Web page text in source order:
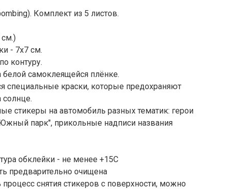
Комплект из 5 листов.
см.)
- 7x7 см.
контуру.
белой самоклеящейся плёнке.
специальные краски, которые предохраняют
солнце.
стикеры на автомобиль разных тематик: герои
парк", прикольные надписи названия
обклейки - не менее +15С
предварительно очищена
снятия стикеров с поверхности, можно